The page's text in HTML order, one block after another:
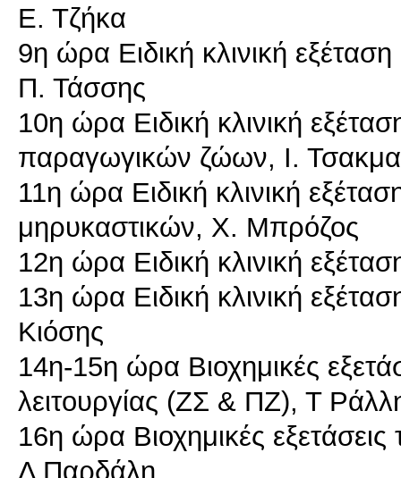
Ε. Τζήκα
9η ώρα Ειδική κλινική
Π. Τάσσης
10η ώρα Ειδική κλινική
παραγωγικών ζώων, Ι.
11η ώρα Ειδική κλινική
μηρυκαστικών, Χ. Μπρόζος
12η ώρα Ειδική κλινική
13η ώρα Ειδική κλινική
Κιόσης
14η-15η ώρα Βιοχημικές
λειτουργίας (ΖΣ & ΠΖ), Τ
16η ώρα Βιοχημικές
Δ Παρδάλη